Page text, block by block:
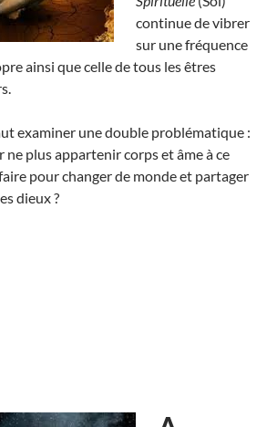
continue de vibrer
sur une fréquence
ainsi que celle de tous les êtres
examiner une double problématique :
plus appartenir corps et âme à ce
pour changer de monde et partager
dieux ?